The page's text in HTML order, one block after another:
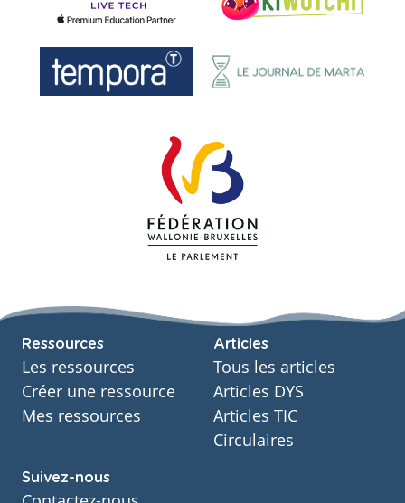
Ressources
Les ressources
Créer une ressource
Mes ressources
Articles
Tous les articles
Articles DYS
Articles TIC
Circulaires
Suivez-nous